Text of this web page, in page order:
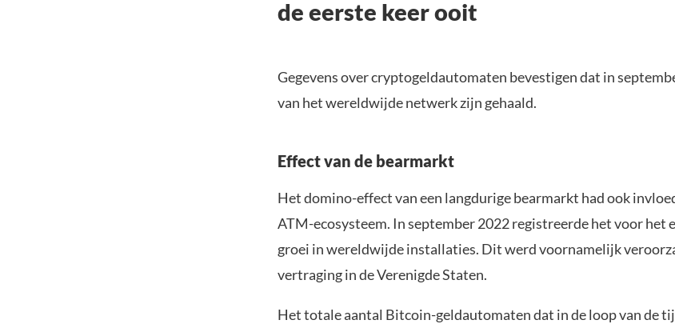
de eerste keer ooit
Gegevens over cryptogeldautomaten bevestigen dat in
van het wereldwijde netwerk zijn gehaald.
Effect van de bearmarkt
Het domino-effect van een langdurige bearmarkt had ook
ATM-ecosysteem. In september 2022 registreerde het voor het
groei in wereldwijde installaties. Dit werd voornamelijk
vertraging in de Verenigde Staten.
Het totale aantal Bitcoin-geldautomaten dat in de loop van de